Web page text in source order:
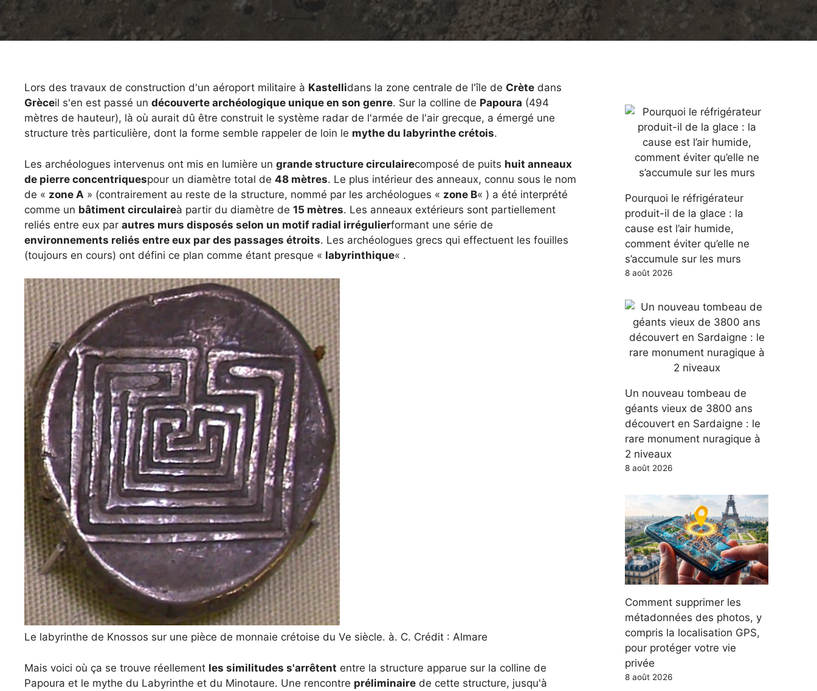
Lors des travaux de construction d'un aéroport militaire à Kastellidans la zone centrale de l'île de Crète dans
Grèceil s'en est passé un découverte archéologique unique en son genre. Sur la colline de Papoura (494
mètres de hauteur), là où aurait dû être construit le système radar de l'armée de l'air grecque, a émergé une
structure très particulière, dont la forme semble rappeler de loin le mythe du labyrinthe crétois.
Les archéologues intervenus ont mis en lumière un grande structure circulairecomposé de puits huit anneaux
de pierre concentriquespour un diamètre total de 48 mètres. Le plus intérieur des anneaux, connu sous le nom
de « zone A » (contrairement au reste de la structure, nommé par les archéologues « zone B« ) a été interprété
comme un bâtiment circulaireà partir du diamètre de 15 mètres. Les anneaux extérieurs sont partiellement
reliés entre eux par autres murs disposés selon un motif radial irrégulierformant une série de
environnements reliés entre eux par des passages étroits. Les archéologues grecs qui effectuent les fouilles
(toujours en cours) ont défini ce plan comme étant presque « labyrinthique« .
Le labyrinthe de Knossos sur une pièce de monnaie crétoise du Ve siècle. à. C. Crédit : Almare
Mais voici où ça se trouve réellement les similitudes s'arrêtent entre la structure apparue sur la colline de
Papoura et le mythe du Labyrinthe et du Minotaure. Une rencontre préliminaire de cette structure, jusqu'à
Pourquoi le réfrigérateur
produit-il de la glace : la
cause est l’air humide,
comment éviter qu’elle ne
s’accumule sur les murs
8 août 2026
Un nouveau tombeau de
géants vieux de 3800 ans
découvert en Sardaigne : le
rare monument nuragique à
2 niveaux
8 août 2026
Comment supprimer les
métadonnées des photos, y
compris la localisation GPS,
pour protéger votre vie
privée
8 août 2026